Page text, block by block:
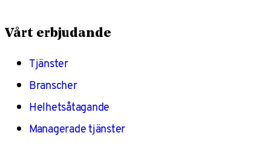
Vårt erbjudande
Tjänster
Branscher
Helhetsåtagande
Managerade tjänster